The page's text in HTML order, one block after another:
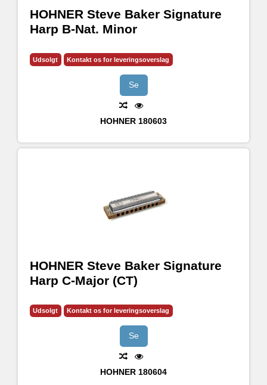
HOHNER Steve Baker Signature
Harp B-Nat. Minor
Udsolgt Kontakt os for leveringsoverslag
Se
HOHNER 180603
HOHNER Steve Baker Signature
Harp C-Major (CT)
Udsolgt Kontakt os for leveringsoverslag
Se
HOHNER 180604